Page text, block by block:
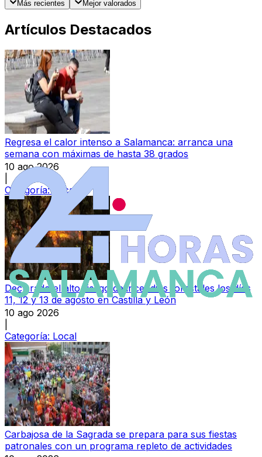
Más recientes
Mejor valorados
Artículos Destacados
Regresa el calor intenso a Salamanca: arranca una
semana con máximas de hasta 38 grados
10 ago 2026
Categoría: Local
Declarado el alto riesgo de incendios forestales los días
11, 12 y 13 de agosto en Castilla y León
10 ago 2026
Categoría: Local
Carbajosa de la Sagrada se prepara para sus fiestas
patronales con un programa repleto de actividades